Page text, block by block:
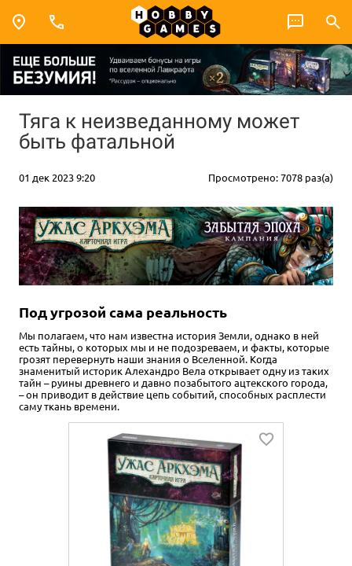
Тяга к неизведанному может
быть фатальной
01 дек 2023 9:20 Просмотрено: 7078 раз(а)
Под угрозой сама реальность
Мы полагаем, что нам известна история Земли, однако в ней
есть тайны, о которых мы и не подозреваем, и факты, которые
грозят перевернуть наши знания о Вселенной. Когда
знаменитый историк Алехандро Вела открывает одну из таких
тайн – руины древнего и давно позабытого ацтекского города,
– он приводит в действие цепь событий, способных расплести
саму ткань времени.